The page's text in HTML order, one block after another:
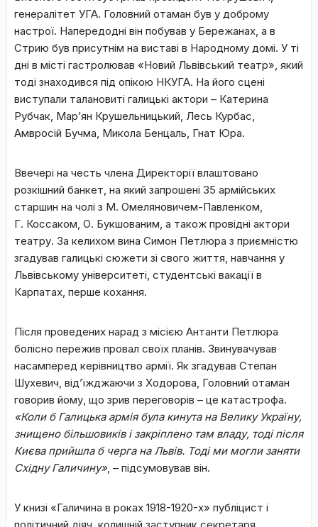
генералітет УГА. Головний отаман був у доброму
настрої. Напередодні він побував у Бережанах, а в
Стрию був присутнім на виставі в Народному домі. У ті
дні в місті гастролював «Новий Львівський театр», який
тоді знаходився під опікою НКУГА. На його сцені
виступали талановиті галицькі актори – Катерина
Рубчак, Мар’ян Крушельницький, Лесь Курбас,
Амвроcій Бучма, Микола Бенцаль, Гнат Юра.
Ввечері на честь члена Директорії влаштовано
розкішний банкет, на який запрошені 35 армійських
старшин на чолі з М. Омеляновичем-Павленком,
Г. Коссаком, О. Букшованим, а також провідні актори
театру. За келихом вина Симон Петлюра з приємністю
згадував галицькі сюжети зі свого життя, навчання у
Львівському університеті, студентські вакації в
Карпатах, перше кохання.
Після проведених нарад з місією Антанти Петлюра
болісно пережив провал своїх планів. Звинувачував
насамперед керівництво армії. Як згадував Степан
Шухевич, від’їжджаючи з Ходорова, Головний отаман
говорив йому, що зрив переговорів – це катастрофа.
«Коли б Галицька армія була кинута на Велику Україну,
знищено більшовиків і закріплено там владу, тоді після
Києва прийшла б черга на Львів. Тоді ми могли заняти
Східну Галичину», – підсумовував він.
У книзі «Галичина в роках 1918-1920-х» публіцист і